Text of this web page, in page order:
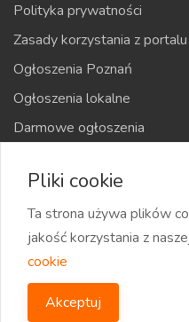
Polityka prywatności
Zasady korzystania z portalu
Ogłoszenia Poznań
Ogłoszenia lokalne
Darmowe ogłoszenia
Mapa strony
2026 eOglaszamy |
Pliki cookie
Ta strona używa plików
jakość korzystania z
cookie
Akceptuj